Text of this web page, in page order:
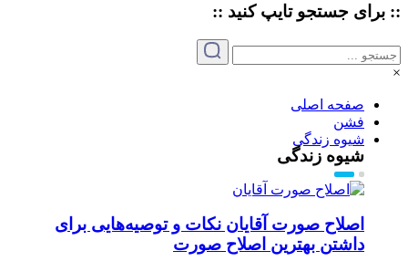
:: برای جستجو تایپکنید ::
×
صفحه اصلی
فشن
شیوه زندگی
شیوه زندگی
اصلاح صورت آقایان نکات و توصیه‌هایی برای
داشتن بهترین اصلاح صورت